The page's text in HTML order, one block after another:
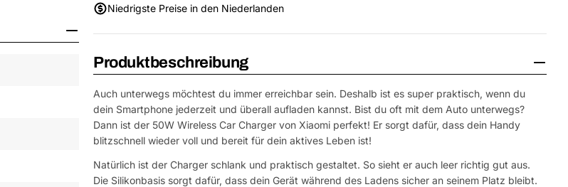
Medium 1 im Fenster öffnen
Niedrigste Preise in den Niederlanden
Produktbeschreibung
Auch unterwegs möchtest du immer erreichbar sein. Deshalb ist es super praktisch, wenn du
dein Smartphone jederzeit und überall aufladen kannst. Bist du oft mit dem Auto unterwegs?
Dann ist der 50W Wireless Car Charger von Xiaomi perfekt! Er sorgt dafür, dass dein Handy
blitzschnell wieder voll und bereit für dein aktives Leben ist!
Natürlich ist der Charger schlank und praktisch gestaltet. So sieht er auch leer richtig gut aus.
Die Silikonbasis sorgt dafür, dass dein Gerät während des Ladens sicher an seinem Platz bleibt.